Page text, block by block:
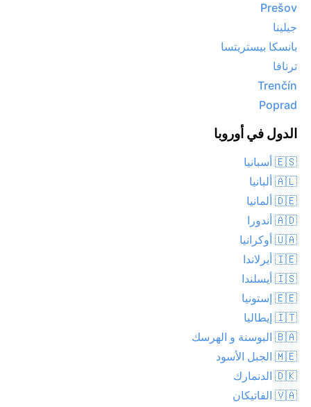
Prešov
جيلينا
بانسكا بيستريتسا
ترنافا
Trenčín
Poprad
الدول في أوروبا
🇪🇸 أسبانيا
🇦🇱 ألبانيا
🇩🇪 ألمانيا
🇦🇩 أندورا
🇺🇦 أوكرانيا
🇮🇪 أيرلاندا
🇮🇸 أيسلندا
🇪🇪 إستونيا
🇮🇹 إيطاليا
🇧🇦 البوسنة و الهرسك
🇲🇪 الجبل الأسود
🇩🇰 الدنمارك
🇻🇦 الفاتيكان